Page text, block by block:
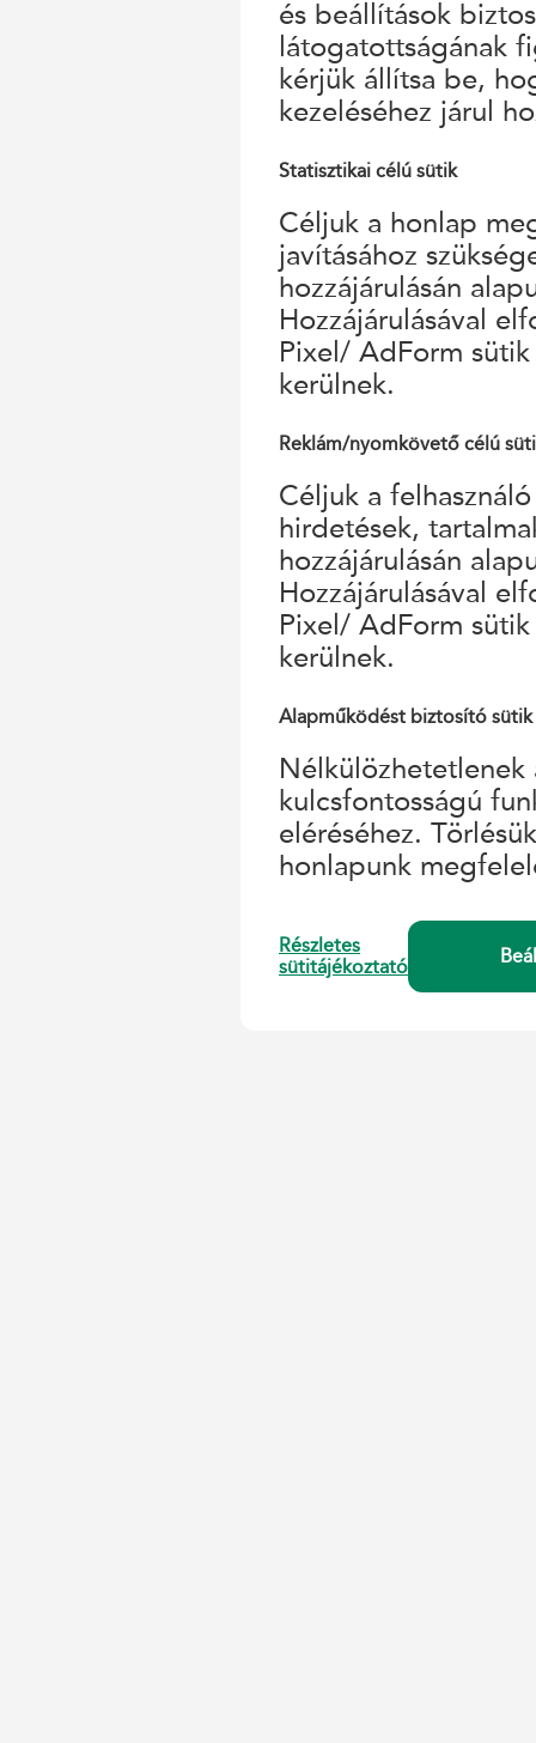
és beállítások
látogatottságának
kérjük állítsa be,
kezeléséhez járul
Statisztikai célú sütik
Céljuk a honlap
javításához
hozzájárulásán
Hozzájárulásával
Pixel/ AdForm
kerülnek.
Reklám/nyomkövető célú
Céljuk a
hirdetések,
hozzájárulásán
Hozzájárulásával
Pixel/ AdForm
kerülnek.
Alapműködést biztosító sütik
kulcsfontosságú
eléréséhez.
honlapunk
Részletes
sütitájékoztató